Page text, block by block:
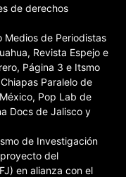
de derechos
Medios de Periodistas
Revista Espejo e
Página 3 e Itsmo
Paralelo de
Pop Lab de
Docs de Jalisco y
de Investigación
del
en alianza con el